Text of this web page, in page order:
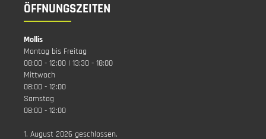
ÖFFNUNGSZEITEN
Mollis
Montag bis Freitag
08:00 - 12:00 | 13:30 - 18:00
Mittwoch
08:00 - 12:00
Samstag
08:00 - 12:00
1. August 2026 geschlossen.